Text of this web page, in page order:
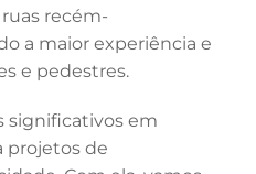
recém-
a maior experiência e
e pedestres.
significativos em
projetos de